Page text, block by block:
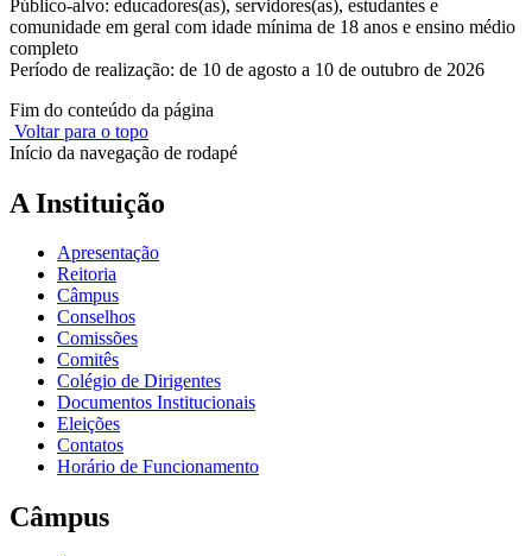
Público-alvo: educadores(as), servidores(as), estudantes e
comunidade em geral com idade mínima de 18 anos e ensino médio
completo
Período de realização: de 10 de agosto a 10 de outubro de 2026
Fim do conteúdo da página
Voltar para o topo
Início da navegação de rodapé
A Instituição
Apresentação
Reitoria
Câmpus
Conselhos
Comissões
Comitês
Colégio de Dirigentes
Documentos Institucionais
Eleições
Contatos
Horário de Funcionamento
Câmpus